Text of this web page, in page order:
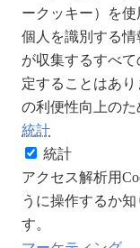
ークッキー）を
個人を識別する
が収集するすべ
定することはあ
の利便性向上のた
統計
統計
アクセス解析用
うに操作するか
す。